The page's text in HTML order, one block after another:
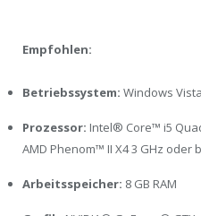
Empfohlen:
Betriebssystem: Windows
Prozessor: Intel® Core™ i5
AMD Phenom™ II X4 3 GHz oder
Arbeitsspeicher: 8 GB RAM